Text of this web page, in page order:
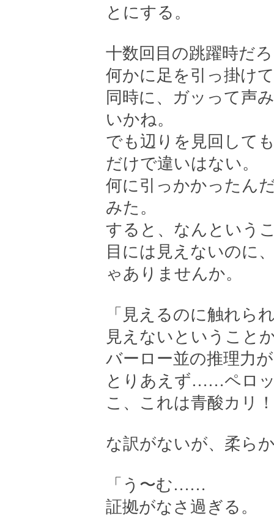
とにする。
十数回目の跳躍時だ
何かに足を引っ掛け
同時に、ガッって声
いかね。
でも辺りを見回して
だけで違いはない。
何に引っかかったん
みた。
すると、なんという
目には見えないのに
ゃありませんか。
「見えるのに触れら
見えないということ
バーロー並の推理力
とりあえず……ペロ
こ、これは青酸カリ
な訳がないが、柔ら
「う〜む……
証拠がなさ過ぎる。